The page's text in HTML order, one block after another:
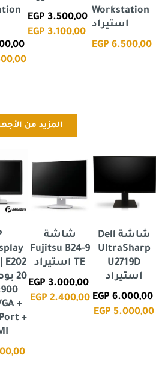
Workstation
استيراد
EGP 6.500,00
EGP3.500,00
EGP 3.100,00
المزيد من
شاشة Dell
UltraSharp
U2719D
استيراد
EGP6.000,00
السعر
EGP 6.000,00.
EGP 5.000,00
السعر
الحالي
EGP 5.000,00.
شاشة
Fujitsu B24-9
TE استيراد
EGP3.000,00
EGP 3.000,00.
EGP 2.400,00
+
+